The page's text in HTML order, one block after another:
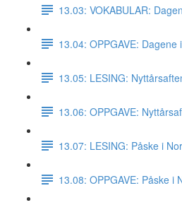
13.03: VOKABULAR:
13.04: OPPGAVE: Dagene
13.05: LESING:
13.06: OPPGAVE:
13.07: LESING: Påske i
13.08: OPPGAVE: Påske i